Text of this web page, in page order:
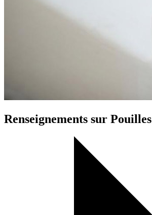
Renseignements sur Pouilles